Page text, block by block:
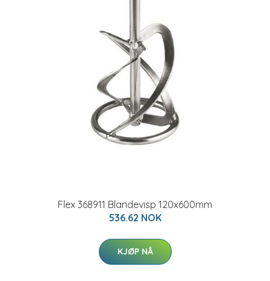
Flex 368911 Blandevisp 120x600mm
536.62 NOK
KJØP NÅ